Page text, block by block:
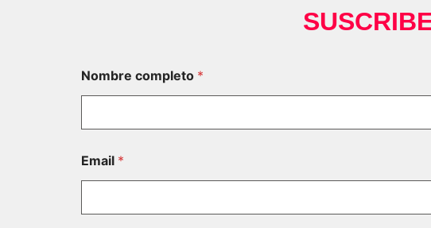
Nombre completo *
Email *